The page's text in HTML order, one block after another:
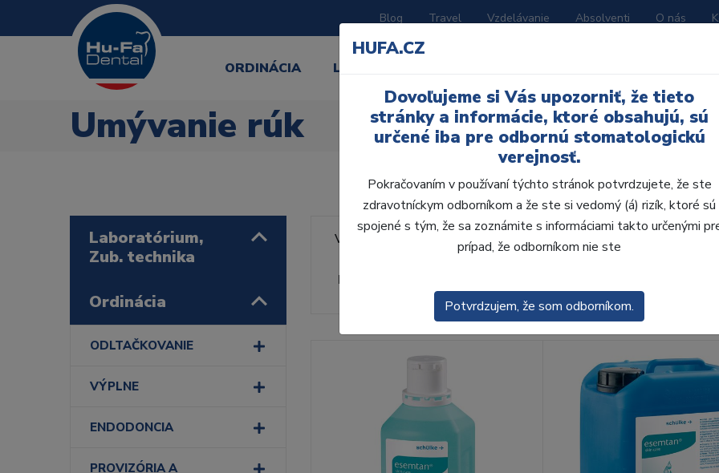
Blog Travel Vzdelávanie Absolventi O nás
ORDINÁCIA LABORATÓRIUM
Umývanie rúk
Laboratórium,
Zub. technika
Ordinácia
ODLTAČKOVANIE
VÝPLNE
ENDODONCIA
PROVIZÓRIA A
Výrobca:
Radenie
HUFA.CZ
Dovoľujeme si Vás upozorniť, že tieto
stránky a informácie, ktoré obsahujú, sú
určené iba pre odbornú stomatologickú
verejnosť.
Pokračovaním v používaní týchto stránok potvrdzujete, že ste
zdravotníckym odborníkom a že ste si vedomý (á) rizík, ktoré sú
spojené s tým, že sa zoznámite s informáciami takto určenými
prípad, že odborníkom nie ste
Potvrdzujem, že som odborníkom.